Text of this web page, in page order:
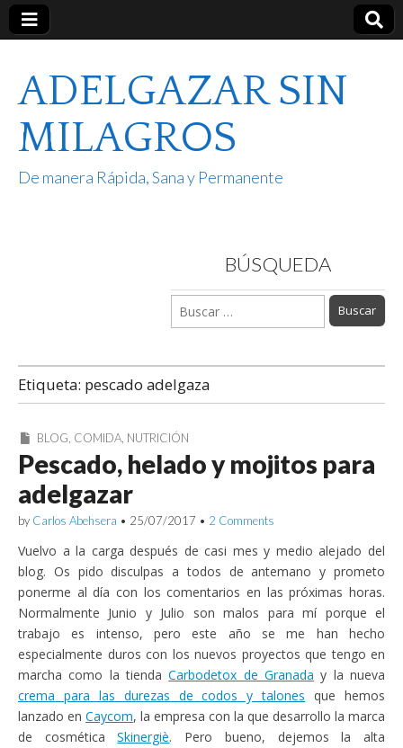
ADELGAZAR SIN
MILAGROS
De manera Rápida, Sana y Permanente
BÚSQUEDA
Buscar:
Etiqueta: pescado adelgaza
BLOG, COMIDA, NUTRICIÓN
Pescado, helado y mojitos para
adelgazar
by Carlos Abehsera • 25/07/2017 • 2 Comments
Vuelvo a la carga después de casi mes y medio alejado del
blog. Os pido disculpas a todos de antemano y prometo
ponerme al día con los comentarios en las próximas horas.
Normalmente Junio y Julio son malos para mí porque el
trabajo es intenso, pero este año se me han hecho
especialmente duros con los nuevos proyectos que tengo en
marcha como la tiendaCarbodetox de Granada y la nueva
crema para las durezas de codos y talones que hemos
lanzado en Caycom, la empresa con la que desarrollo la marca
de cosméticaSkinergiè. Pero bueno, dejemos la alta